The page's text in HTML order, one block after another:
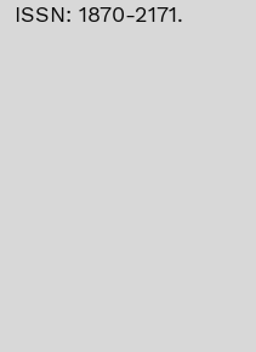
ISSN: 1870-2171.